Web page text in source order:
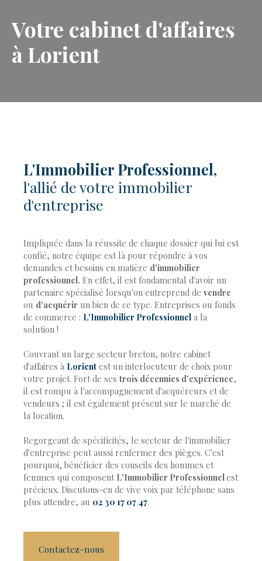
Votre cabinet d'affaires
à Lorient
L'Immobilier Professionnel,
l'allié de votre immobilier
d'entreprise
Impliquée dans la réussite de chaque dossier qui lui est
confié, notre équipe est là pour répondre à vos
demandes et besoins en matière d'immobilier
professionnel. En effet, il est fondamental d'avoir un
partenaire spécialisé lorsqu'on entreprend de vendre
ou d'acquérir un bien de ce type. Entreprises ou fonds
de commerce : L'Immobilier Professionnel a la
solution !
Couvrant un large secteur breton, notre cabinet
d'affaires à Lorient est un interlocuteur de choix pour
votre projet. Fort de ses trois décennies d'expérience,
il est rompu à l'accompagnement d'acquéreurs et de
vendeurs ; il est également présent sur le marché de
la location.
Regorgeant de spécificités, le secteur de l'immobilier
d'entreprise peut aussi renfermer des pièges. C'est
pourquoi, bénéficier des conseils des hommes et
femmes qui composent L'Immobilier Professionnelest
précieux. Discutons-en de vive voix par téléphone sans
plus attendre, au 02 30 17 07 47.
Contactez-nous